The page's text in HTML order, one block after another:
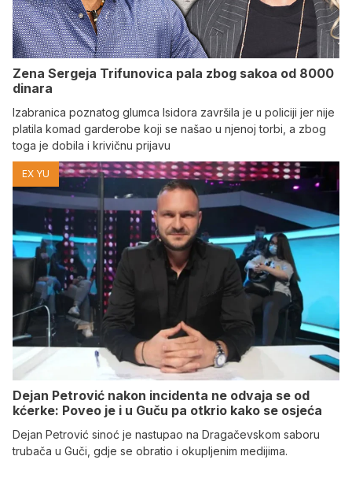
Zena Sergeja Trifunovica pala zbog sakoa od 8000
dinara
Izabranica poznatog glumca Isidora završila je u policiji jer nije
platila komad garderobe koji se našao u njenoj torbi, a zbog
toga je dobila i krivičnu prijavu
EX YU
Dejan Petrović nakon incidenta ne odvaja se od
kćerke: Poveo je i u Guču pa otkrio kako se osjeća
Dejan Petrović sinoć je nastupao na Dragačevskom saboru
trubača u Guči, gdje se obratio i okupljenim medijima.